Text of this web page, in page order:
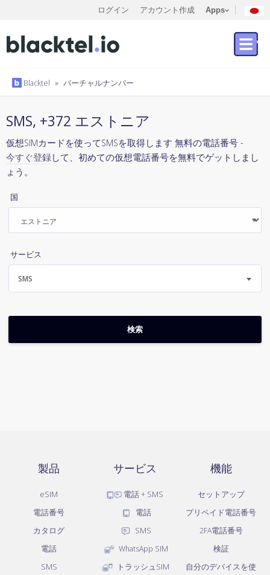
ログイン アカウント作成 Apps
Blacktel » バーチャルナンバー
SMS, +372 エストニア
仮想SIMカードを使ってSMSを取得します 無料の電話番号 -
今すぐ登録して、初めての仮想電話番号を無料でゲットしまし
ょう。
国
サービス
SMS
製品
eSIM
電話番号
カタログ
電話
SMS
サービス
電話 + SMS
電話
SMS
WhatsApp SIM
トラッシュSIM
機能
セットアップ
プリペイド電話番号
2FA電話番号
検証
自分のデバイスを使